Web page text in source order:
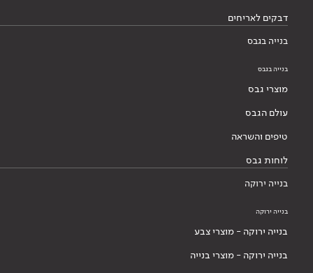
דבקים לאריחים
בנייה בגבס
בנייה בגבס
מוצרי גבס
עולם הגבס
טיפים והשראה
לוחות גבס
בנייה ירוקה
בנייה ירוקה
בנייה ירוקה - מוצרי צבע
בנייה ירוקה - מוצרי בנייה